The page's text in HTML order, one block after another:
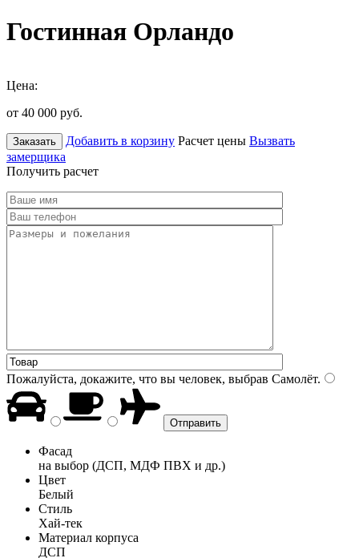
Гостинная Орландо
Цена:
от 40 000 руб.
Заказать Добавить в корзину Расчет цены Вызвать
замерщика
Получить расчет
Пожалуйста, докажите, что вы человек, выбрав Самолёт.
Фасад
на выбор (ДСП, МДФ ПВХ и др.)
Цвет
Белый
Стиль
Хай-тек
Материал корпуса
ДСП